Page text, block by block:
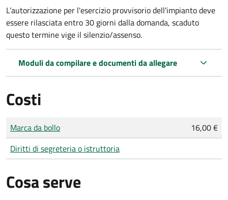
L’autorizzazione per l'esercizio provvisorio dell'impianto deve
essere rilasciata entro 30 giorni dalla domanda, scaduto
questo terminevige il silenzio/assenso.
Moduli da compilare e documenti da allegare
Costi
Tipo di pagamento
Importo
Marca da bollo
16,00 €
Diritti di segreteria o istruttoria
Cosa serve